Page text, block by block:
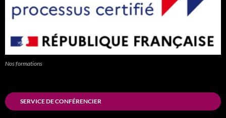
Nos formations
SERVICE DE CONFÉRENCIER